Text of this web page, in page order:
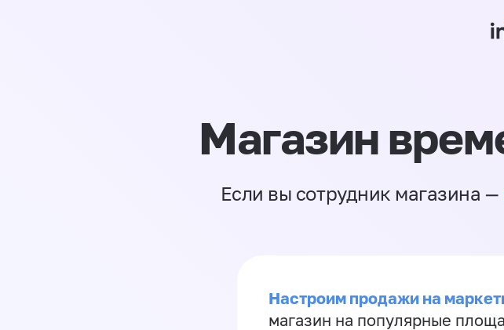
Магазин
Если вы сотрудник магазина —
Настроим продажи на
магазин на популярные